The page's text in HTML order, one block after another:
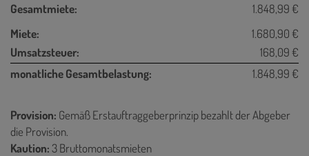
Gesamtmiete:
1.848,99 €
Miete:
1.680,90 €
Umsatzsteuer:
168,09 €
monatliche Gesamtbelastung:
1.848,99 €
Provision: Gemäß Erstauftraggeberprinzip bezahlt der Abgeber
die Provision.
Kaution:3 Bruttomonatsmieten